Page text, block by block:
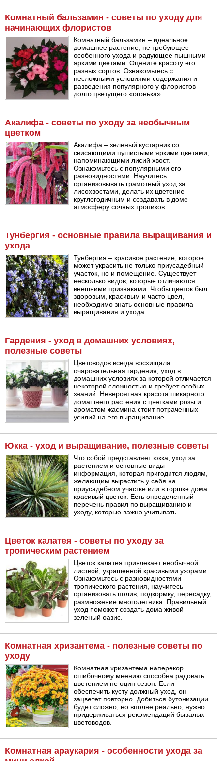
Комнатный бальзамин - советы по уходу для
начинающих флористов
Комнатный бальзамин – идеальное
домашнее растение, не требующее
особенного ухода и радующее пышными
яркими цветами. Оцените красоту его
разных сортов. Ознакомьтесь с
несложными условиями содержания и
разведения популярного у флористов
долго цветущего «огонька».
Акалифа - советы по уходу за необычным
цветком
Акалифа – зеленый кустарник со
свисающими пушистыми яркими цветами,
напоминающими лисий хвост.
Ознакомьтесь с популярными его
разновидностями. Научитесь
организовывать грамотный уход за
лисохвостами, делать их цветение
круглогодичным и создавать в доме
атмосферу сочных тропиков.
Тунбергия - основные правила выращивания и
ухода
Тунбергия – красивое растение, которое
может украсить не только приусадебный
участок, но и помещение. Существует
несколько видов, которые отличаются
внешними признаками. Чтобы цветок был
здоровым, красивым и часто цвел,
необходимо знать основные правила
выращивания и ухода.
Гардения - уход в домашних условиях,
полезные советы
Цветоводов всегда восхищала
очаровательная гардения, уход в
домашних условиях за которой отличается
некоторой сложностью и требует особых
знаний. Невероятная красота шикарного
домашнего растения с цветками розы и
ароматом жасмина стоит потраченных
усилий на его выращивание.
Юкка - уход и выращивание, полезные советы
Что собой представляет юкка, уход за
растением и основные виды –
информация, которая пригодится людям,
желающим вырастить у себя на
приусадебном участке или в горшке дома
красивый цветок. Есть определенный
перечень правил по выращиванию и
уходу, которые важно учитывать.
Цветок калатея - советы по уходу за
тропическим растением
Цветок калатея привлекает необычной
листвой, украшенной красивыми узорами.
Ознакомьтесь с разновидностями
тропического растения, научитесь
организовать полив, подкормку, пересадку,
размножение многолетника. Правильный
уход поможет создать дома живой
зеленый оазис.
Комнатная хризантема - полезные советы по
уходу
Комнатная хризантема наперекор
ошибочному мнению способна радовать
цветением не один сезон. Если
обеспечить кусту должный уход, он
зацветет повторно. Добиться бутонизации
будет сложно, но вполне реально, нужно
придерживаться рекомендаций бывалых
цветоводов.
Комнатная араукария - особенности ухода за